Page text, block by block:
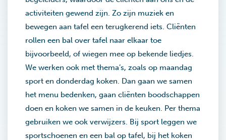
activiteiten gewend zijn. Zo zijn muziek en
bewegen aan tafel een terugkerend iets. Cliënten
rollen een bal over tafel naar elkaar toe
bijvoorbeeld, of wiegen mee op bekende liedjes.
We werken ook met thema’s, zoals op maandag
sport en donderdag koken. Dan gaan we samen
het menu bedenken, gaan cliënten boodschappen
doen en koken we samen in de keuken. Per thema
gebruiken we ook verwijzers. Bij sport leggen we
sportschoenen en een bal op tafel, bij het koken